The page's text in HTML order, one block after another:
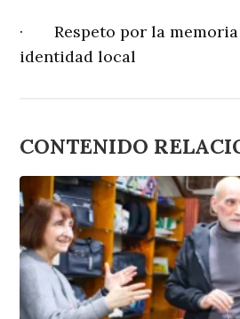
· Respeto por la
identidad local
CONTENIDO